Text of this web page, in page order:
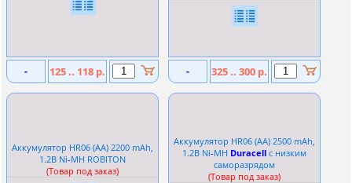
- 125 .. 118 р. - 325 .. 300 р.
Аккумулятор HR06 (АА) 2200 mAh,
1.2В Ni-MH ROBITON
(Товар под заказ)
Аккумулятор HR06 (АА) 2500 mAh,
1.2В Ni-MH Duracell с низким
саморазрядом
(Товар под заказ)